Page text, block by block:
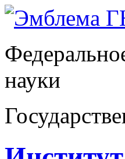
науки